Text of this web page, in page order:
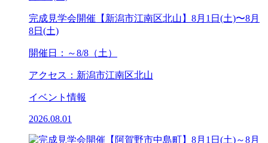
完成見学会開催【新潟市江南区北山】8月1日(土)〜8月
8日(土)
開催日：～8/8（土）
アクセス：新潟市江南区北山
イベント情報
2026.08.01